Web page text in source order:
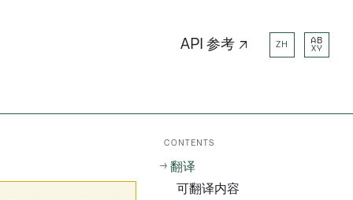
API 参考 ↗ ZH
AB
XY
CONTENTS
翻译
可翻译内容